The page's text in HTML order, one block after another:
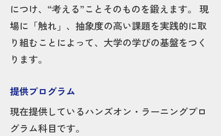
につけ、“考える”ことそのものを鍛えます。 現
場に「触れ」、抽象度の高い課題を実践的に取
り組むことによって、大学の学びの基盤をつく
ります。
提供プログラム
現在提供しているハンズオン・ラーニングプロ
グラム科目です。